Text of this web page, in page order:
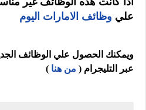
علي وظائف الامارات اليوم
ويمكنك الحصول علي الوظائف
عبر التليجرام ( من هنا )